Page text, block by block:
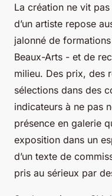
La création ne vit pas
d’un artiste repose
jalonné de
Beaux-Arts - et de
milieu. Des prix, des
sélections dans des
indicateurs à ne pas
présence en galerie
exposition dans un
d’un texte de
pris au sérieux par